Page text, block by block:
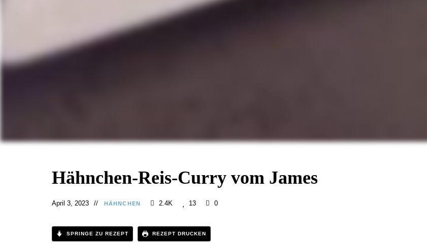
Hähnchen-Reis-Curry vom James
April 3, 2023 HÄHNCHEN 2.4K 13 0
SPRINGE ZU REZEPT REZEPT DRUCKEN